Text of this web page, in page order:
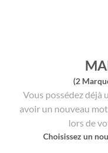
(2
Vous possédez déjà
avoir un nouveau
lors de
Choisissez un